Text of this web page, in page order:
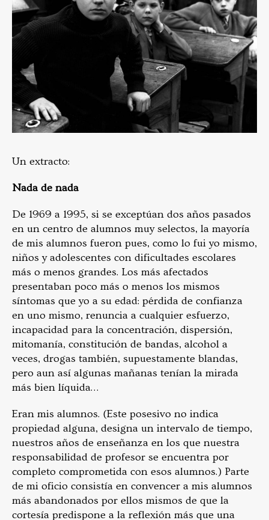
Un extracto:
Nada de nada
De 1969 a 1995, si se exceptúan dos años pasados
en un centro de alumnos muy selectos, la mayoría
de mis alumnos fueron pues, como lo fui yo mismo,
niños y adolescentes con dificultades escolares
más o menos grandes. Los más afectados
presentaban poco más o menos los mismos
síntomas que yo a su edad: pérdida de confianza
en uno mismo, renuncia a cualquier esfuerzo,
incapacidad para la concentración, dispersión,
mitomanía, constitución de bandas, alcohol a
veces, drogas también, supuestamente blandas,
pero aun así algunas mañanas tenían la mirada
más bien líquida…
Eran mis alumnos. (Este posesivo no indica
propiedad alguna, designa un intervalo de tiempo,
nuestros años de enseñanza en los que nuestra
responsabilidad de profesor se encuentra por
completo comprometida con esos alumnos.) Parte
de mi oficio consistía en convencer a mis alumnos
más abandonados por ellos mismos de que la
cortesía predispone a la reflexión más que una